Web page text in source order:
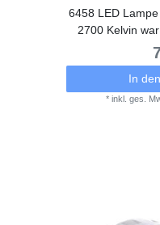
6458 LED
2700 Kelvin
In
*inkl. ges.